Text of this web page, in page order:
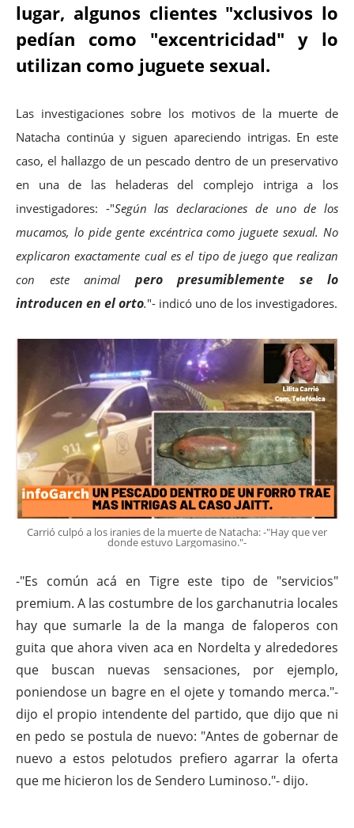
lugar, algunos clientes "xclusivos lo
pedían como "excentricidad" y lo
utilizan como juguete sexual.
Las investigaciones sobre los motivos de la muerte de
Natacha continúa y siguen apareciendo intrigas. En este
caso, el hallazgo de un pescado dentro de un preservativo
en una de las heladeras del complejo intriga a los
investigadores: -"Según las declaraciones de uno de los
mucamos, lo pide gente excéntrica como juguete sexual. No
explicaron exactamente cual es el tipo de juego que realizan
con este animal pero presumiblemente se lo
introducen en el orto."- indicó uno de los investigadores.
Carrió culpó a los iranies de la muerte de Natacha: -"Hay que ver
donde estuvo Largomasino."-
-"Es común acá en Tigre este tipo de "servicios"
premium. A las costumbre de los garchanutria locales
hay que sumarle la de la manga de faloperos con
guita que ahora viven aca en Nordelta y alrededores
que buscan nuevas sensaciones, por ejemplo,
poniendose un bagre en el ojete y tomando merca."-
dijo el propio intendente del partido, que dijo que ni
en pedo se postula de nuevo: "Antes de gobernar de
nuevo a estos pelotudos prefiero agarrar la oferta
que me hicieron los de Sendero Luminoso."- dijo.